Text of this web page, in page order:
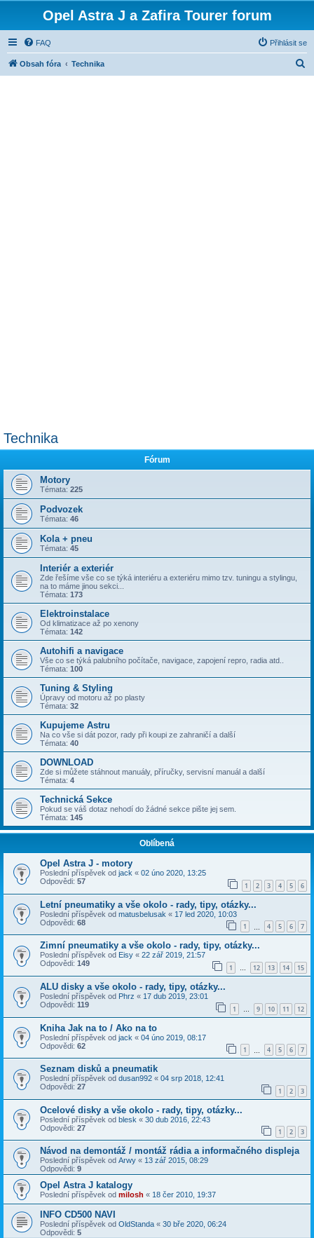
Opel Astra J a Zafira Tourer forum
FAQ Přihlásit se
Obsah fóra Technika
Technika
Fórum
Motory
Témata: 225
Podvozek
Témata: 46
Kola + pneu
Témata: 45
Interiér a exteriér
Zde řešíme vše co se týká interiéru a exteriéru mimo tzv. tuningu a stylingu,
na to máme jinou sekci...
Témata: 173
Elektroinstalace
Od klimatizace až po xenony
Témata: 142
Autohifi a navigace
Vše co se týká palubního počítače, navigace, zapojení repro, radia atd..
Témata: 100
Tuning & Styling
Úpravy od motoru až po plasty
Témata: 32
Kupujeme Astru
Na co vše si dát pozor, rady při koupi ze zahraničí a další
Témata: 40
DOWNLOAD
Zde si můžete stáhnout manuály, příručky, servisní manuál a další
Témata: 4
Technická Sekce
Pokud se váš dotaz nehodí do žádné sekce pište jej sem.
Témata: 145
Oblíbená
Opel Astra J - motory
Poslední příspěvek od jack « 02 úno 2020, 13:25
Odpovědi: 57 1 2 3 4 5 6
Letní pneumatiky a vše okolo - rady, tipy, otázky...
Poslední příspěvek od matusbelusak « 17 led 2020, 10:03
Odpovědi: 68 1 4 5 6 7
Zimní pneumatiky a vše okolo - rady, tipy, otázky...
Poslední příspěvek od Eisy « 22 zář 2019, 21:57
Odpovědi: 149 1 … 12 13 14 15
ALU disky a vše okolo - rady, tipy, otázky...
Poslední příspěvek od Phrz « 17 dub 2019, 23:01
Odpovědi: 119 1 … 9 10 11 12
Kniha Jak na to / Ako na to
Poslední příspěvek od jack « 04 úno 2019, 08:17
Odpovědi: 62 1 4 5 6 7
Seznam disků a pneumatik
Poslední příspěvek od dusan992 « 04 srp 2018, 12:41
Odpovědi: 27 1 2 3
Ocelové disky a vše okolo - rady, tipy, otázky...
Poslední příspěvek od blesk « 30 dub 2016, 22:43
Odpovědi: 27 1 2 3
Návod na demontáž / montáž rádia a informačného displeja
Poslední příspěvek od Arwy « 13 zář 2015, 08:29
Odpovědi: 9
Opel Astra J katalogy
Poslední příspěvek od milosh « 18 čer 2010, 19:37
INFO CD500 NAVI
Poslední příspěvek od OldStanda « 30 bře 2020, 06:24
Odpovědi: 5